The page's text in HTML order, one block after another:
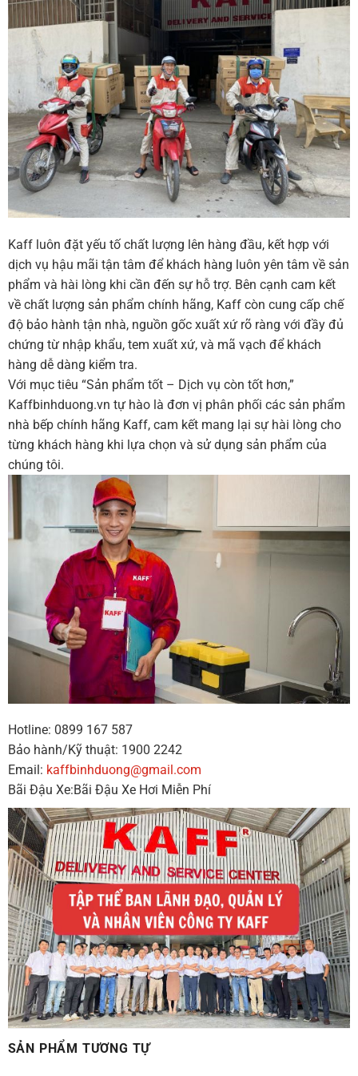
Kaff luôn đặt yếu tố chất lượng lên hàng đầu, kết hợp với
dịch vụ hậu mãi tận tâm để khách hàng luôn yên tâm về sản
phẩm và hài lòng khi cần đến sự hỗ trợ. Bên cạnh cam kết
về chất lượng sản phẩm chính hãng, Kaff còn cung cấp chế
độ bảo hành tận nhà, nguồn gốc xuất xứ rõ ràng với đầy đủ
chứng từ nhập khẩu, tem xuất xứ, và mã vạch để khách
hàng dễ dàng kiểm tra.
Với mục tiêu “Sản phẩm tốt – Dịch vụ còn tốt hơn,”
Kaffbinhduong.vn tự hào là đơn vị phân phối các sản phẩm
nhà bếp chính hãng Kaff, cam kết mang lại sự hài lòng cho
từng khách hàng khi lựa chọn và sử dụng sản phẩm của
chúng tôi.
Hotline: 0899 167 587
Bảo hành/Kỹ thuật: 1900 2242
Email: kaffbinhduong@gmail.com
Bãi Đậu Xe:Bãi Đậu Xe Hơi Miễn Phí
SẢN PHẨM TƯƠNG TỰ